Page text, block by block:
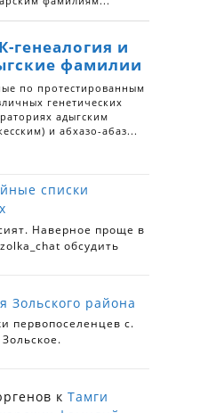
списки
Наверное проще в
обсудить
Зольского района
первопоселенцев с.
к Тамги